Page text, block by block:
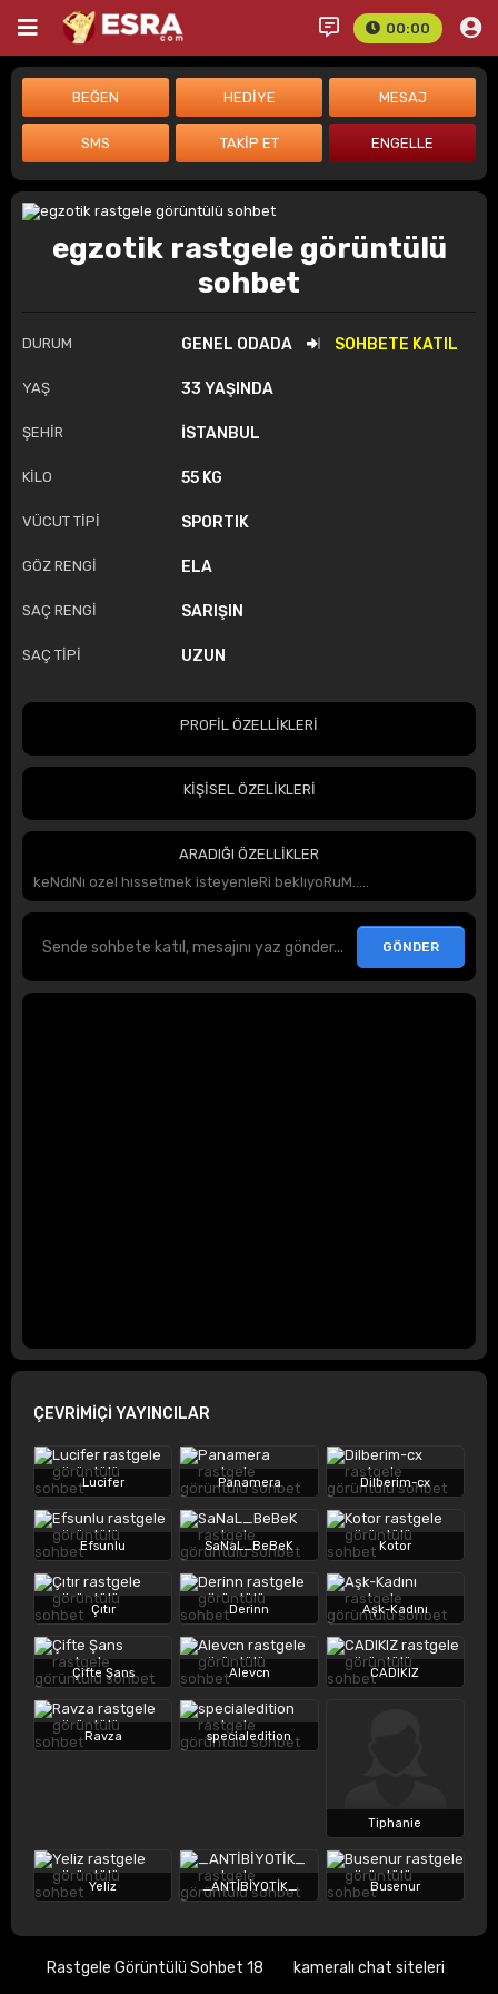
00:00
egzotik rastgele görüntülü
sohbet
DURUM GENEL ODADA SOHBETE KATIL
YAŞ 33 YAŞINDA
ŞEHİR İSTANBUL
KİLO 55 KG
VÜCUT TİPİ SPORTIK
GÖZ RENGİ ELA
SAÇ RENGİ SARIŞIN
SAÇ TİPİ UZUN
PROFİL ÖZELLİKLERİ
KİŞİSEL ÖZELİKLERİ
ARADIĞI ÖZELLİKLER
keNdıNı ozel hıssetmek isteyenleRi beklıyoRuM.....
ÇEVRİMİÇİ YAYINCILAR
Lucifer Panamera Dilberim-cx
Efsunlu SaNaL_BeBeK Kotor
Çıtır Derinn Aşk-Kadını
Çifte Şans Alevcn CADIKIZ
Ravza specialedition
Tiphanie
Yeliz _ANTİBİYOTİK_ Busenur
Rastgele Görüntülü Sohbet 18 kameralı chat siteleri